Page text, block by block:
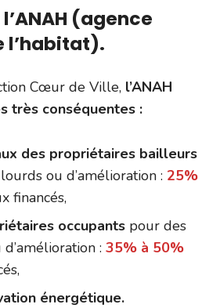
(agence
l’habitat).
Cœur de Ville, l’ANAH
très conséquentes :
des propriétaires bailleurs
ou d’amélioration : 25%
financés,
occupants pour des
: 35% à 50%
énergétique.